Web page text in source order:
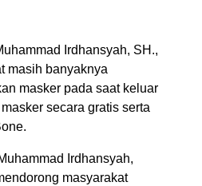
Irdhansyah, SH.,
masih banyaknya
masker pada saat keluar
secara gratis serta
Irdhansyah,
masyarakat